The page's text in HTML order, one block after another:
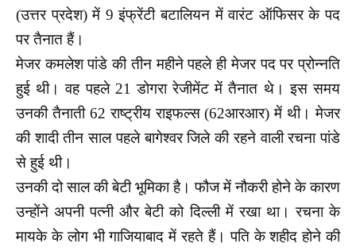
(उत्तर प्रदेश) में 9 इंफ्रेंटी बटालियन में वारंट ऑफिसर के पद
पर तैनात हैं।
मेजर कमलेश पांडे की तीन महीने पहले ही मेजर पद पर प्रोन्नति
हुई थी। वह पहले 21 डोगरा रेजीमेंट में तैनात थे। इस समय
उनकी तैनाती 62 राष्ट्रीय राइफल्स (62आरआर) में थी। मेजर
की शादी तीन साल पहले बागेश्वर जिले की रहने वाली रचना पांडे
से हुई थी।
उनकी दो साल की बेटी भूमिका है। फौज में नौकरी होने के कारण
उन्होंने अपनी पत्नी और बेटी को दिल्ली में रखा था। रचना के
मायके के लोग भी गाजियाबाद में रहते हैं। पति के शहीद होने की